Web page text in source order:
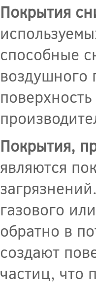
Покрытия
способные
воздушного
Покрытия,
являются
газового
обратно в
создают
частиц, что